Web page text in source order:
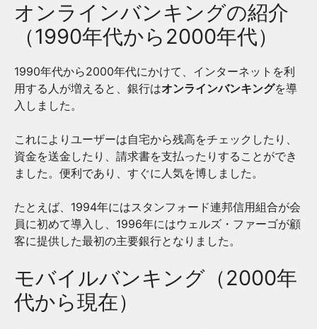
オンラインバンキングの紹介
（1990年代から2000年代）
1990年代から2000年代にかけて、インターネットを利
用する人が増えると、銀行はオンラインバンキングを導
入しました。
これによりユーザーは自宅から残高をチェックしたり、
資金を送金したり、請求書を支払ったりすることができ
ました。便利であり、すぐに人気を博しました。
たとえば、1994年にはスタンフォード連邦信用組合が会
員に初めて導入し、1996年にはウェルズ・ファーゴが顧
客に提供した最初の主要銀行となりました。
モバイルバンキング（2000年
代から現在）